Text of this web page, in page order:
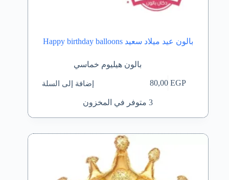
بالون عيد ميلاد سعيد Happy birthday balloons
بالون هيليوم خماسي
80,00EGP إضافة إلى السلة
3 متوفر في المخزون